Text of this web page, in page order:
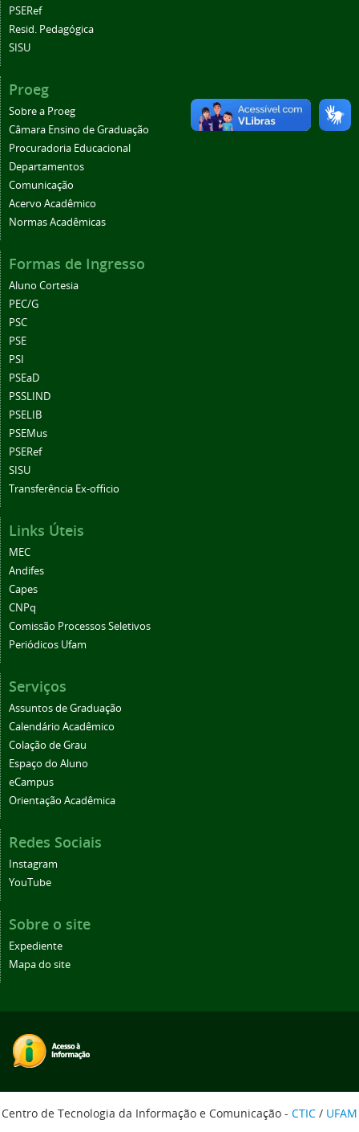
PSERef
Resid. Pedagógica
SISU
Proeg
Sobre a Proeg
Câmara Ensino de Graduação
Procuradoria Educacional
Departamentos
Comunicação
Acervo Acadêmico
Normas Acadêmicas
Formas de Ingresso
Aluno Cortesia
PEC/G
PSC
PSE
PSI
PSEaD
PSSLIND
PSELIB
PSEMus
PSERef
SISU
Transferência Ex-officio
Links Úteis
MEC
Andifes
Capes
CNPq
Comissão Processos Seletivos
Periódicos Ufam
Serviços
Assuntos de Graduação
Calendário Acadêmico
Colação de Grau
Espaço do Aluno
eCampus
Orientação Acadêmica
Redes Sociais
Instagram
YouTube
Sobre o site
Expediente
Mapa do site
Centro de Tecnologia da Informação e Comunicação - CTIC / UFAM